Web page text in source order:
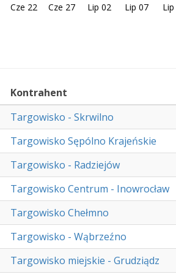
Cze 22 Lip 07
Lip 02
Cze 27
Kontrahent
Targowisko - Skrwilno
Targowisko Sępólno Krajeńskie
Targowisko - Radziejów
Targowisko Centrum - Inowrocław
Targowisko Chełmno
Targowisko - Wąbrzeźno
Targowisko miejskie - Grudziądz